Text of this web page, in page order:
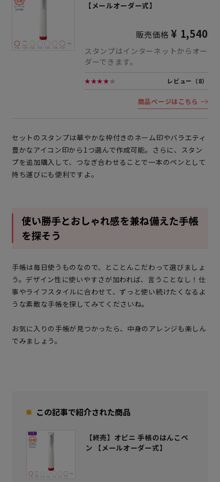
【メールオーダー式】
販売価格¥ 1,540
スタンプはインターネットからオー
ダーできます。
★★★★★ レビュー（8）
商品ページはこちら
セットのスタンプは華やかな枠付きのネーム印やバラエティ
豊かなアイコン印から1つ選んで作成可能。さらに、スタン
プを追加購入して、つなぎ合わせることで一本のペンとして
持ち運びにも便利ですよ。
使い勝手とおしゃれ感を兼ね備えた手帳
を探そう
手帳は毎日使うものなので、とことんこだわって選びましょ
う。デザイン性に使いやすさが加われば、言うことなし！仕
事やライフスタイルに合わせて、ずっと使い続けたくなるよ
うな素敵な手帳を探してみてくださいね。
お気に入りの手帳が見つかったら、中身のアレンジも楽しん
でみましょう。
この記事で紹介された商品
【終売】オピニ 手帳のはんこペ
ン 【メールオーダー式】